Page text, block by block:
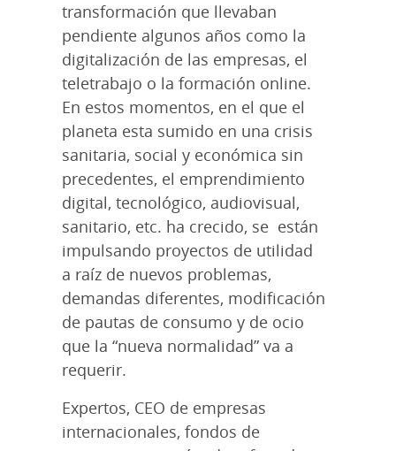
transformación que llevaban
pendiente algunos años como la
digitalización de las empresas, el
teletrabajo o la formación online.
En estos momentos, en el que el
planeta esta sumido en una crisis
sanitaria, social y económica sin
precedentes, el emprendimiento
digital, tecnológico, audiovisual,
sanitario, etc. ha crecido, se están
impulsando proyectos de utilidad
a raíz de nuevos problemas,
demandas diferentes, modificación
de pautas de consumo y de ocio
que la “nueva normalidad” va a
requerir.
Expertos, CEO de empresas
internacionales, fondos de